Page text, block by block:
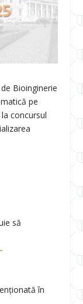
Bioinginerie
pe
concursul
să
în